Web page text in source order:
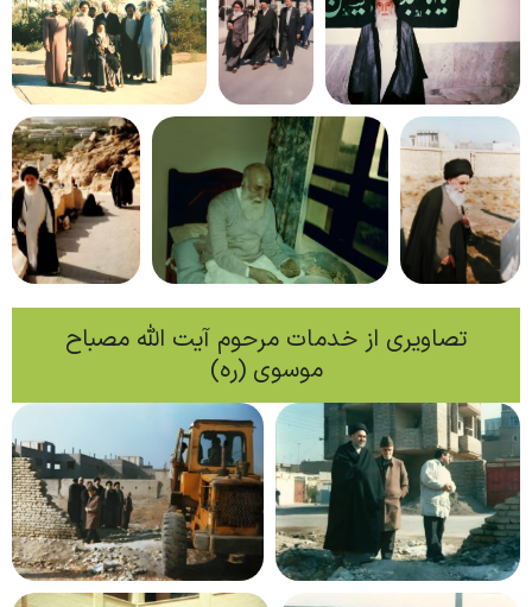
تصاویری از خدمات مرحوم آیت الله مصباح
موسوی (ره)